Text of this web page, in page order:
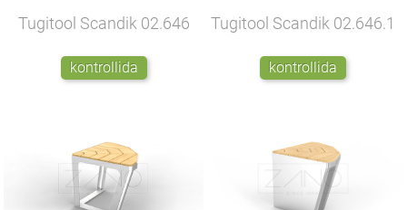
Tugitool Scandik 02.646
kontrollida
Tugitool Scandik 02.646.1
kontrollida